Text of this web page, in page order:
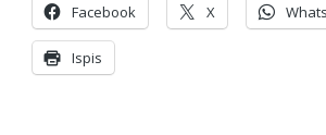
Facebook X
Ispis